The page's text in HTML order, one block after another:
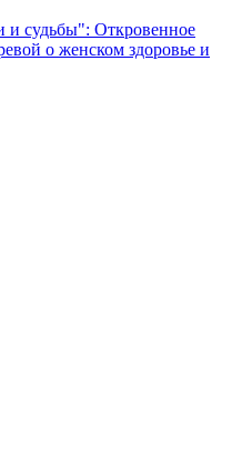
и судьбы": Откровенное
о женском здоровье и